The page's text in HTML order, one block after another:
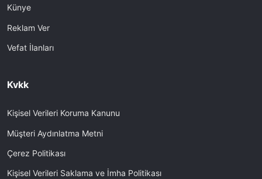
Künye
Reklam Ver
Vefat İlanları
Kvkk
Kişisel Verileri Koruma Kanunu
Müşteri Aydınlatma Metni
Çerez Politikası
Kişisel Verileri Saklama ve İmha Politikası